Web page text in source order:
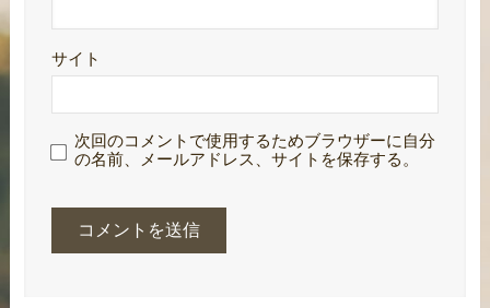
サイト
次回のコメントで使用するためブラウザーに自分
の名前、メールアドレス、サイトを保存する。